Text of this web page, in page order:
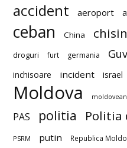
accident aeroport
ceban China
droguri furt germania
inchisoare incident israel
Moldova moldovean
PAS politia Politia
PSRM putin Republica